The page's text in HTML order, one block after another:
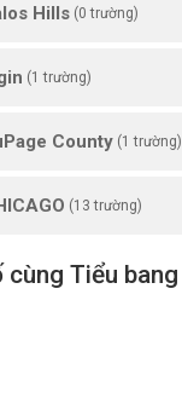
Hills (0 trường)
(1 trường)
County (1 trường)
(13 trường)
cùng Tiểu bang